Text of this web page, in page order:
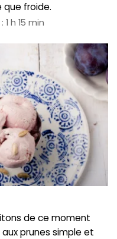
que froide.
h 15 min
de ce moment
prunes simple et